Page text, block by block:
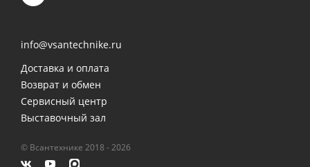
info@vsantechnike.ru
Доставка и оплата
Возврат и обмен
Сервисный центр
Выставочный зал
© Всантехнике 2018 - 2026